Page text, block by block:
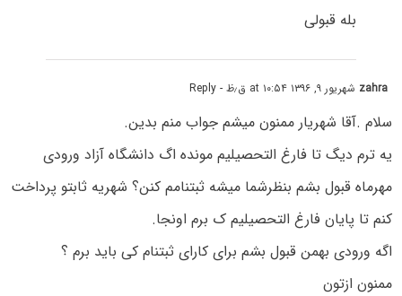
بله قبولی
zahra شهریور ۹, ۱۳۹۶ at ۱۰:۵۴ ق٫ظ - Reply
سلام .آقا شهریار ممنون میشم جواب منم بدین.
یه ترم دیگ تا فارغ التحصیلیم مونده اگ دانشگاه آزاد ورودی
مهرماه قبول بشم بنظرشما میشه ثبتنامم کنن؟ شهریه ثابتو پرداخت
کنم تا پایان فارغ التحصیلیم ک برم اونجا.
اگه ورودی بهمن قبول بشم برای کارای ثبتنام کی باید برم ؟
ممنون ازتون